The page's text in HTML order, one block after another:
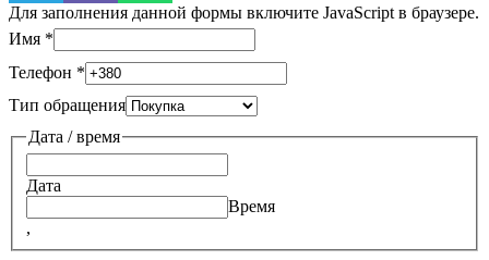
Для заполнения данной формы включите JavaScript в браузере.
Имя *
Телефон *
Тип обращения
Дата / время
Дата
Время
,